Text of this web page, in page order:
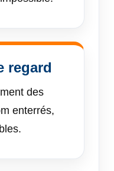
regard
des
enterrés,